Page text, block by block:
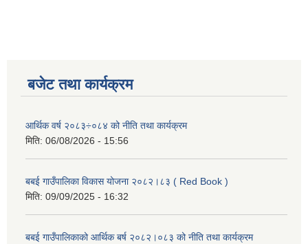
बजेट तथा कार्यक्रम
आर्थिक वर्ष २०८३÷०८४ को नीति तथा कार्यक्रम
मिति: 06/08/2026 - 15:56
बबई गाउँपालिका विकास योजना २०८२।८३ ( Red Book )
मिति: 09/09/2025 - 16:32
बबई गाउँपालिकाको आर्थिक बर्ष २०८२।०८३ को नीति तथा कार्यक्रम